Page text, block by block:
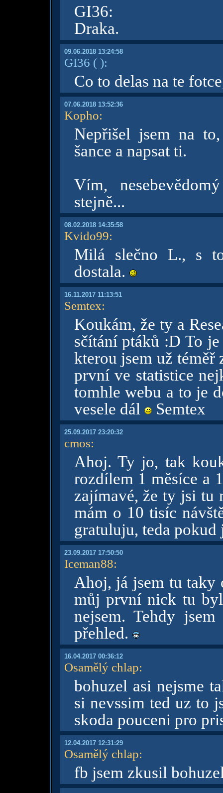
GI36:
Draka.
09.06.2018 13:24:58
GI36 ( ):
Co to delas na te
07.06.2018 13:52:36
Kopho:
Nepřišel jsem na
šance a napsat ti.
Vím,
stejně...
08.02.2018 14:35:58
Kvido99:
Milá slečno L., s
dostala.
16.11.2017 11:13:51
Semtex:
Koukám, že ty a
sčítání ptáků :D To
kterou jsem už
první ve statistice
tomhle webu a to je
vesele dál
Semtex
25.09.2017 23:20:32
cmos:
Ahoj. Ty jo, tak
rozdílem 1 měsíce a
zajímavé, že ty jsi tu
mám o 10 tisíc
gratuluju, teda
23.09.2017 17:50:50
Iceman88:
Ahoj, já jsem tu taky
můj první nick tu
nejsem. Tehdy
přehled.
16.04.2017 00:36:12
Osamělý chlap:
bohuzel asi nejsme
si nevssim ted uz to
skoda pouceni pro
12.04.2017 12:31:29
Osamělý chlap:
fb jsem zkusil